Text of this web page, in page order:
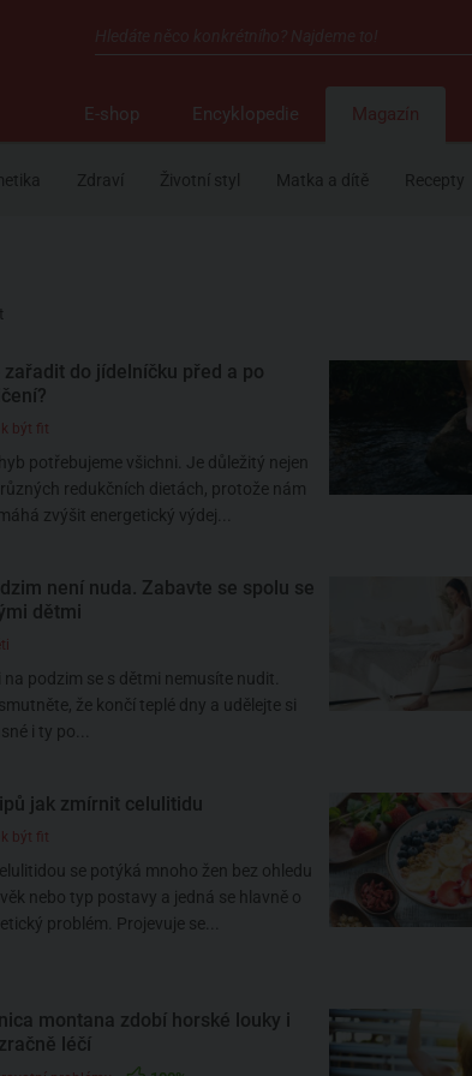
E-shop Encyklopedie Magazín
Zdraví Životní styl Matka a dítě Recepty
zařadit do jídelníčku před a po
být fit
potřebujeme všichni. Je důležitý nejen
redukčních dietách, protože nám
zvýšit energetický výdej...
není nuda. Zabavte se spolu se
dětmi
na podzim se s dětmi nemusíte nudit.
že končí teplé dny a udělejte si
i ty po...
jak zmírnit celulitidu
být fit
se potýká mnoho žen bez ohledu
nebo typ postavy a jedná se hlavně o
problém. Projevuje se...
montana zdobí horské louky i
léčí